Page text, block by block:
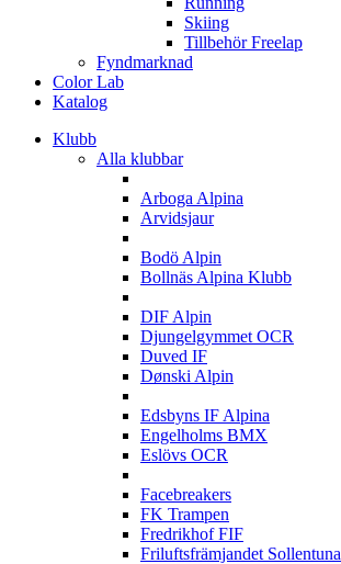
Skiing
Tillbehör Freelap
Fyndmarknad
Color Lab
Katalog
Klubb
Alla klubbar
Arboga Alpina
Arvidsjaur
Bodö Alpin
Bollnäs Alpina Klubb
DIF Alpin
Djungelgymmet OCR
Duved IF
Dønski Alpin
Edsbyns IF Alpina
Engelholms BMX
Eslövs OCR
Facebreakers
FK Trampen
Fredrikhof FIF
Friluftsfrämjandet Sollentuna